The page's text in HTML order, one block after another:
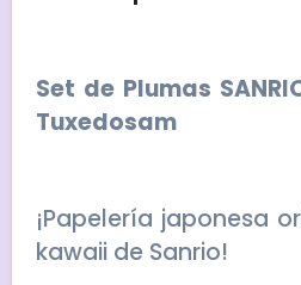
Set de Plumas
Tuxedosam
¡Papelería japonesa
kawaii de Sanrio!